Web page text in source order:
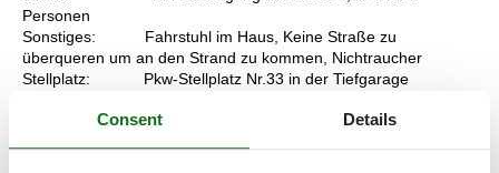
Personen
Sonstiges: Fahrstuhl im Haus, Keine Straße zu
überqueren um an den Strand zu kommen, Nichtraucher
Stellplatz: Pkw-Stellplatz Nr.33 in der Tiefgarage
Waschraum: Waschmaschine im Haus für die Gemeinschaft
Consent Details